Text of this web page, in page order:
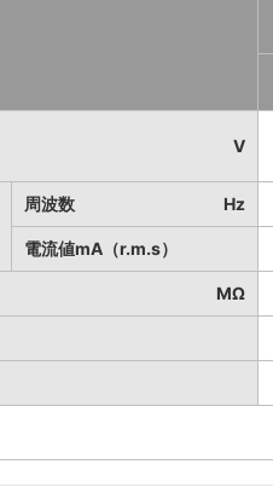
V
周波数 Hz
電流値mA（r.m.s）
MΩ